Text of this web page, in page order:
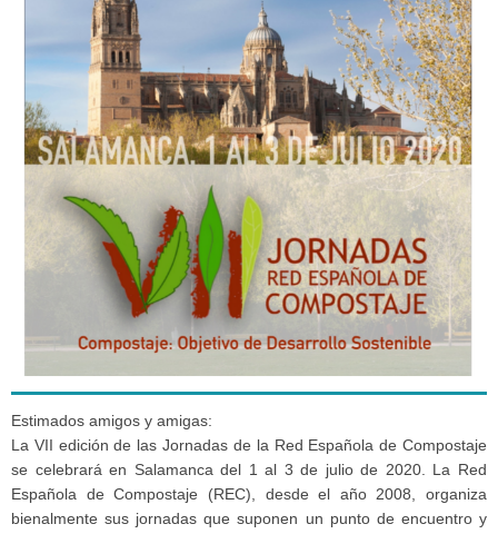
Estimados amigos y amigas:
La VII edición de las Jornadas de la Red Española de Compostaje
se celebrará en Salamanca del 1 al 3 de julio de 2020. La Red
Española de Compostaje (REC), desde el año 2008, organiza
bienalmente sus jornadas que suponen un punto de encuentro y